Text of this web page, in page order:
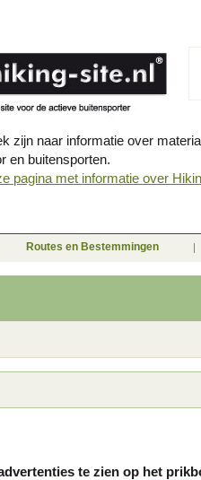
zijn naar informatie over
en buitensporten.
pagina met informatie over
Routes en Bestemmingen
te zien op het